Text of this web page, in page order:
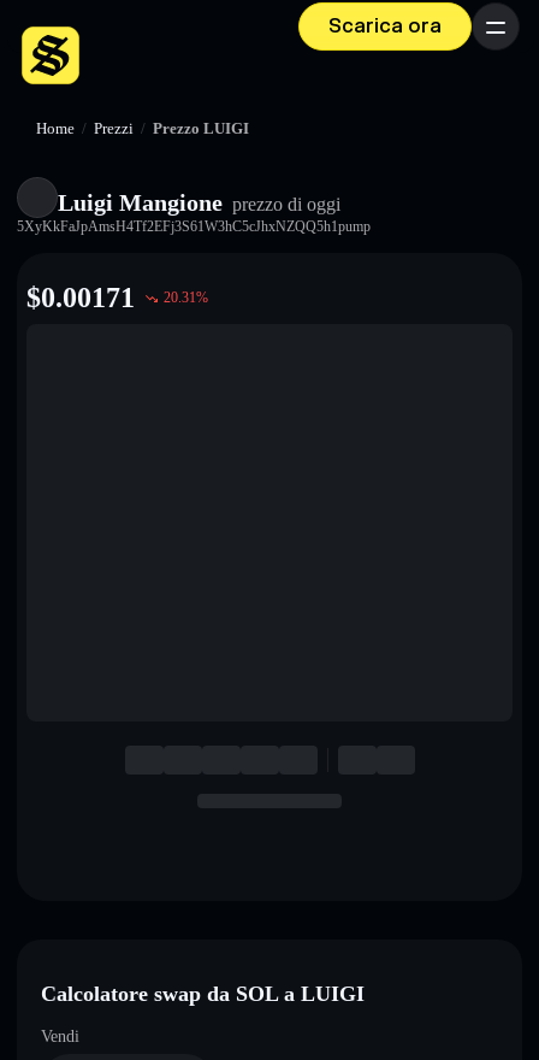
Scarica ora Menu
Home / Prezzi / Prezzo LUIGI
Luigi Mangione prezzo di oggi
5XyKkFaJpAmsH4Tf2EFj3S61W3hC5cJhxNZQQ5h1pump
$0.00171 20.31%
Calcolatore swap da SOL a LUIGI
Vendi